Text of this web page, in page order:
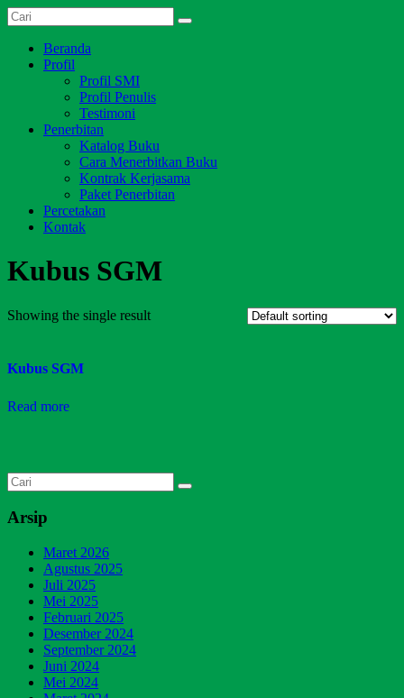
Skip
to
content
Salim
Media
Indonesia
Dari
Jambi
untuk
Menu
Beranda
Profil
Profil SMI
Profil Penulis
Testimoni
Penerbitan
Katalog Buku
Cara Menerbitkan Buku
Kontrak Kerjasama
Paket Penerbitan
Percetakan
Kontak
Kubus SGM
Showing the single result
Kubus SGM
Read more
Arsip
Maret 2026
Agustus 2025
Juli 2025
Mei 2025
Februari 2025
Desember 2024
September 2024
Juni 2024
Mei 2024